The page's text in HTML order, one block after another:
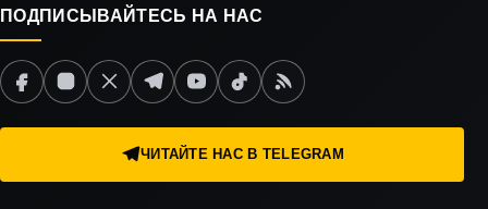
ПОДПИСЫВАЙТЕСЬ НА НАС
ЧИТАЙТЕ НАС В TELEGRAM